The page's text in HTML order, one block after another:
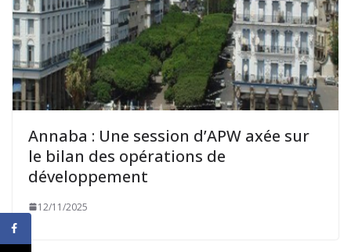
Annaba : Une session d’APW axée sur
le bilan des opérations de
développement
12/11/2025